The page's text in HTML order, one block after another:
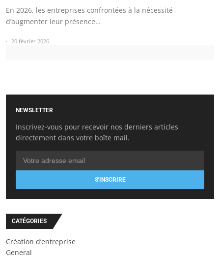
En 2026, les entreprises confrontées à la nécessité
d’augmenter leur présence…
20 février 2026
NEWSLETTER
Inscrivez-vous pour recevoir nos derniers articles
directement dans votre boîte mail.
S'INSCRIRE
CATÉGORIES
Création d’entreprise
General